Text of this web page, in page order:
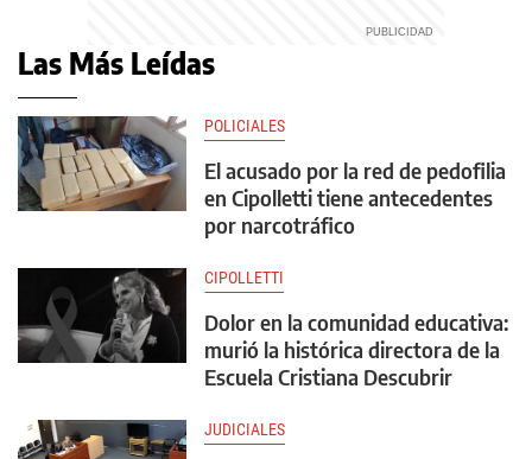
Las Más Leídas
POLICIALES
El acusado por la red de pedofilia
en Cipolletti tiene antecedentes
por narcotráfico
CIPOLLETTI
Dolor en la comunidad educativa:
murió la histórica directora de la
Escuela Cristiana Descubrir
JUDICIALES